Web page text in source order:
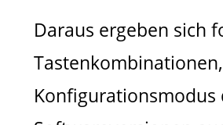
Daraus ergeben sich
Konfigurationsmodus